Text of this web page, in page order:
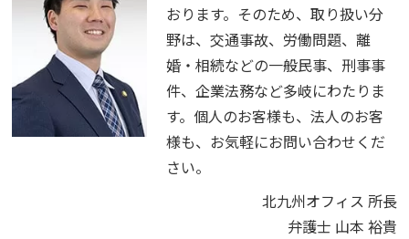
おります。そのため、取り扱い分
野は、交通事故、労働問題、離
婚・相続などの一般民事、刑事事
件、企業法務など多岐にわたりま
す。個人のお客様も、法人のお客
様も、お気軽にお問い合わせくだ
さい。
北九州オフィス 所長
弁護士 山本 裕貴